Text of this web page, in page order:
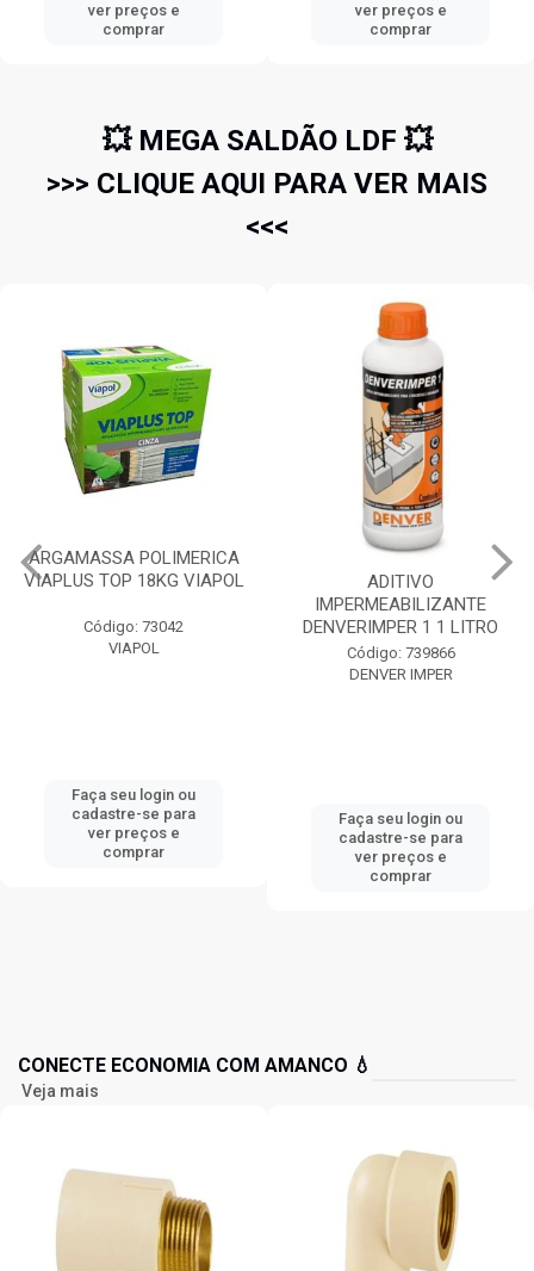
ver preços e
comprar
ver preços e
comprar
💥 MEGA SALDÃO LDF 💥
>>> CLIQUE AQUI PARA VER MAIS
<<<
ARGAMASSA POLIMERICA
VIAPLUS TOP 18KG VIAPOL
Código: 73042
VIAPOL
Faça seu login ou
cadastre-se para
ver preços e
comprar
ADITIVO
IMPERMEABILIZANTE
DENVERIMPER 1 1 LITRO
Código: 739866
DENVER IMPER
Faça seu login ou
cadastre-se para
ver preços e
comprar
CONECTE ECONOMIA COM AMANCO 💧
Veja mais